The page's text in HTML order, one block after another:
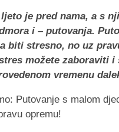
je pred nama, a s
i – putovanja.
biti stresno, no uz
možete zaboraviti i
vremenu